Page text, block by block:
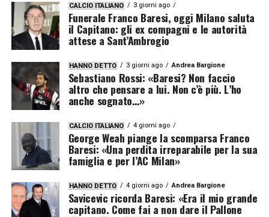
CALCIO ITALIANO 3 giorni ago
Funerale Franco Baresi, oggi Milano saluta
il Capitano: gli ex compagni e le autorità
attese a Sant’Ambrogio
HANNO DETTO 3 giorni ago Andrea Bargione
Sebastiano Rossi: «Baresi? Non faccio
altro che pensare a lui. Non c’è più. L’ho
anche sognato…»
CALCIO ITALIANO 4 giorni ago
George Weah piange la scomparsa Franco
Baresi: «Una perdita irreparabile per la sua
famiglia e per l’AC Milan»
HANNO DETTO 4 giorni ago Andrea Bargione
Savicevic ricorda Baresi: «Era il mio grande
capitano. Come fai a non dare il Pallone